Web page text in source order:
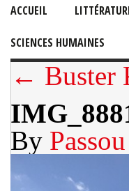
ACCUEIL
SCIENCES HUMAINES
← Buster
By Passou